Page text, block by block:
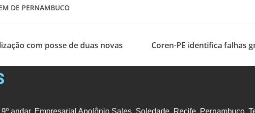
DE PERNAMBUCO
com posse de duas novas
Coren-PE identifica falhas
andar, Empresarial Apolônio Sales, Soledade, Recife, Pernambuco.